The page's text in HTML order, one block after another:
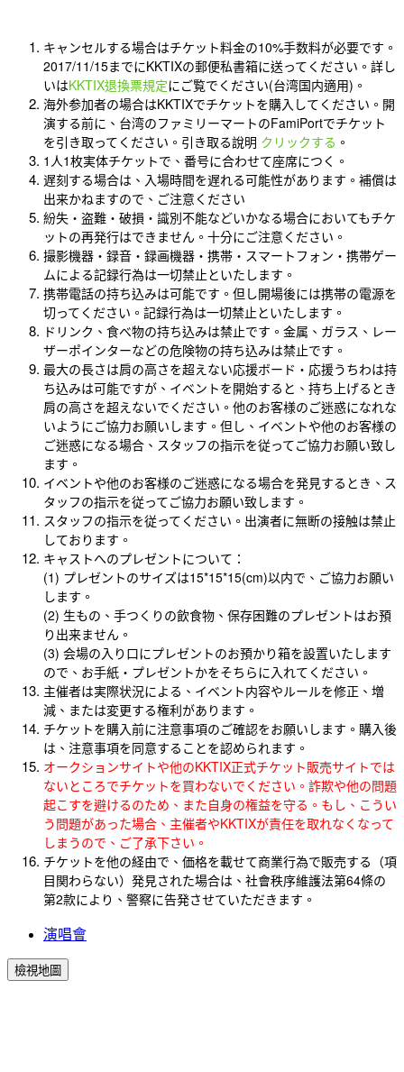
キャンセルする場合はチケット料金の10%手数料が必要です。
2017/11/15までにKKTIXの郵便私書箱に送ってください。詳し
いはKKTIX退換票規定にご覧でください(台湾国内適用)。
海外参加者の場合はKKTIXでチケットを購入してください。開
演する前に、台湾のファミリーマートのFamiPortでチケット
を引き取ってください。引き取る說明 クリックする 。
1人1枚実体チケットで、番号に合わせて座席につく。
遅刻する場合は、入場時間を遅れる可能性があります。補償は
出来かねますので、ご注意ください
紛失・盗難・破損・識別不能などいかなる場合においてもチケ
ットの再発行はできません。十分にご注意ください。
撮影機器・録音・録画機器・携帯・スマートフォン・携帯ゲー
ムによる記録行為は一切禁止といたします。
携帯電話の持ち込みは可能です。但し開場後には携帯の電源を
切ってください。記録行為は一切禁止といたします。
ドリンク、食べ物の持ち込みは禁止です。金属、ガラス、レー
ザーポインターなどの危険物の持ち込みは禁止です。
最大の長さは肩の高さを超えない応援ボード・応援うちわは持
ち込みは可能ですが、イベントを開始すると、持ち上げるとき
肩の高さを超えないでください。他のお客様のご迷惑になれな
いようにご協力お願いします。但し、イベントや他のお客様の
ご迷惑になる場合、スタッフの指示を従ってご協力お願い致し
ます。
イベントや他のお客様のご迷惑になる場合を発見するとき、ス
タッフの指示を従ってご協力お願い致します。
スタッフの指示を従ってください。出演者に無断の接触は禁止
しております。
キャストへのプレゼントについて：
(1) プレゼントのサイズは15*15*15(cm)以内で、ご協力お願い
します。
(2) 生もの、手つくりの飲食物、保存困難のプレゼントはお預
り出来ません。
(3) 会場の入り口にプレゼントのお預かり箱を設置いたします
ので、お手紙・プレゼントかをそちらに入れてください。
主催者は実際状況による、イベント内容やルールを修正、増
減、または変更する権利があります。
チケットを購入前に注意事項のご確認をお願いします。購入後
は、注意事項を同意することを認められます。
オークションサイトや他のKKTIX正式チケット販売サイトでは
ないところでチケットを買わないでください。詐欺や他の問題
起こすを避けるのため、また自身の権益を守る。もし、こうい
う問題があった場合、主催者やKKTIXが責任を取れなくなって
しまうので、ご了承下さい。
チケットを他の経由で、価格を載せて商業行為で販売する（項
目関わらない）発見された場合は、社會秩序維護法第64條の
第2款により、警察に告発させていただきます。
演唱會
檢視地圖